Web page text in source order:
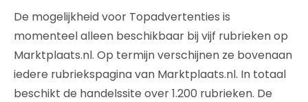
De mogelijkheid voor Topadvertenties is
momenteel alleen beschikbaar bij vijf rubrieken op
Marktplaats.nl. Op termijn verschijnen ze bovenaan
iedere rubriekspagina van Marktplaats.nl. In totaal
beschikt de handelssite over 1.200 rubrieken. De